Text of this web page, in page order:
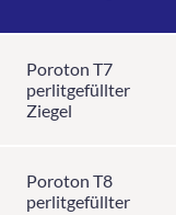
Poroton T7
perlitgefüllter
Ziegel
Poroton T8
perlitgefüllter